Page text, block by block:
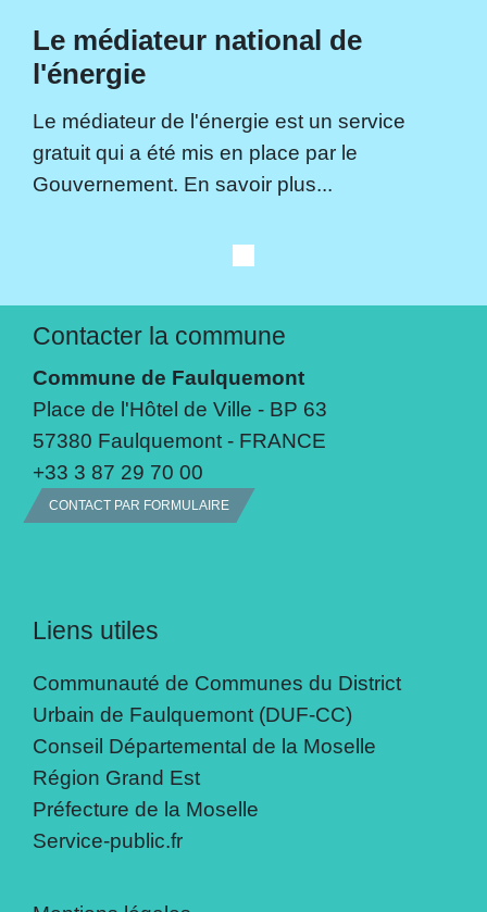
Le médiateur national de
l'énergie
Le médiateur de l'énergie est un service
gratuit qui a été mis en place par le
Gouvernement. En savoir plus...
Contacter la commune
Commune de Faulquemont
Place de l'Hôtel de Ville - BP 63
57380 Faulquemont - FRANCE
+33 3 87 29 70 00
CONTACT PAR FORMULAIRE
Liens utiles
Communauté de Communes du District
Urbain de Faulquemont (DUF-CC)
Conseil Départemental de la Moselle
Région Grand Est
Préfecture de la Moselle
Service-public.fr